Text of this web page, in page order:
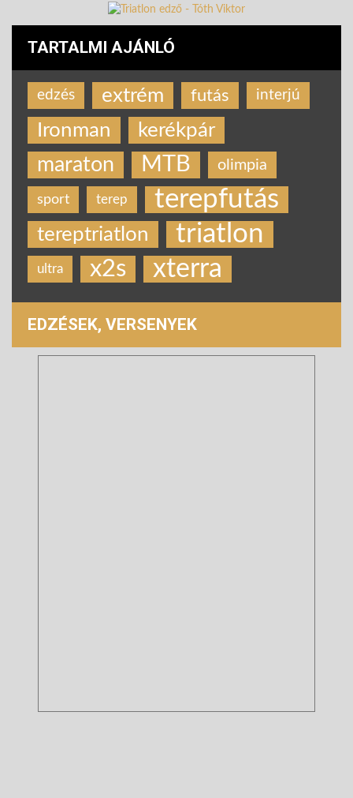
TARTALMI AJÁNLÓ
edzés extrém futás interjú
Ironman kerékpár
maraton MTB olimpia
sport terep terepfutás
tereptriatlon triatlon
ultra x2s xterra
EDZÉSEK, VERSENYEK